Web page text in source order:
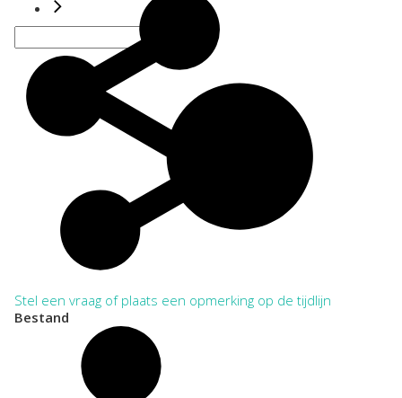
Stel een vraag of plaats een opmerking op de tijdlijn
Bestand